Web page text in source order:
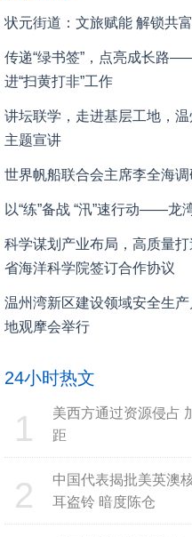
状元街道：文旅赋能 解锁共富
传递“绿书签”，点亮成长路
进“扫黄打非”工作
讲坛联学，走进基层工地，温
主题宣讲
世界帆船联合会主席李全海
以“练”备战 “汛”速行动——龙
科学谋划产业布局，高质量
省海洋科学院签订合作协议
温州湾新区建设领域安全生
地观摩会举行
24小时热文
1
美西方通过资源侵占
距
2
中国代表揭批美英澳
耳盗铃 暗度陈仓